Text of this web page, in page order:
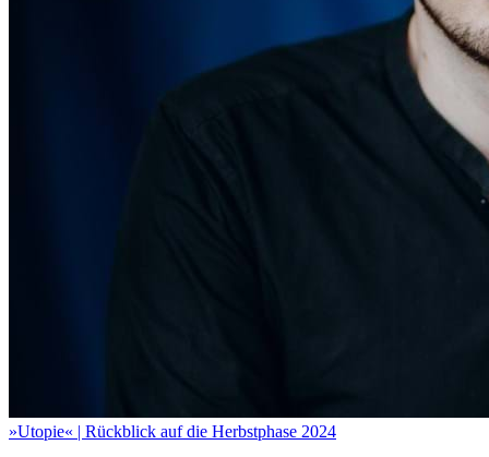
»Utopie« | Rückblick auf die Herbstphase 2024